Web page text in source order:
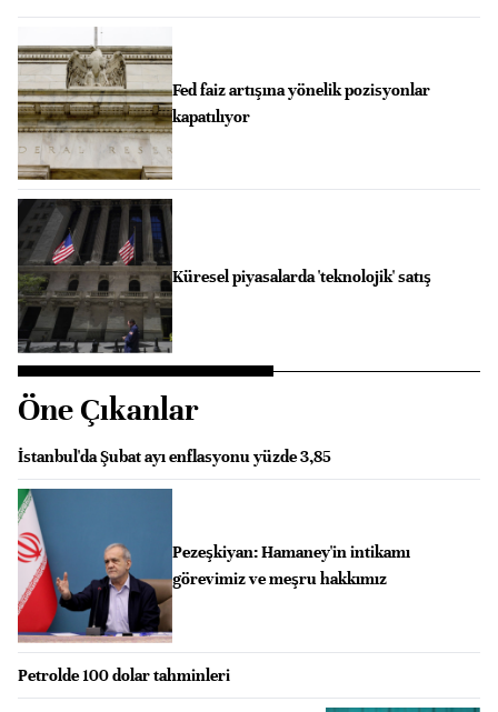
Fed faiz artışına yönelik pozisyonlar
kapatılıyor
Küresel piyasalarda 'teknolojik' satış
Öne Çıkanlar
İstanbul'da Şubat ayı enflasyonu yüzde 3,85
Pezeşkiyan: Hamaney'in intikamı
görevimiz ve meşru hakkımız
Petrolde 100 dolar tahminleri